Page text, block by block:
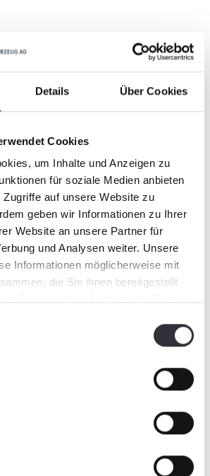
Details Über Cookies
Cookies
um Inhalte und Anzeigen zu
für soziale Medien anbieten
auf unsere Website zu
geben wir Informationen zu Ihrer
Website an unsere Partner für
und Analysen weiter. Unsere
Informationen möglicherweise mit
die Sie ihnen bereitgestellt
Trouver un contact